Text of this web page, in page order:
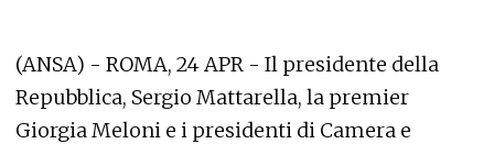
(ANSA) - ROMA, 24 APR - Il presidente della
Repubblica, Sergio Mattarella, la premier
Giorgia Meloni e i presidenti di Camera e